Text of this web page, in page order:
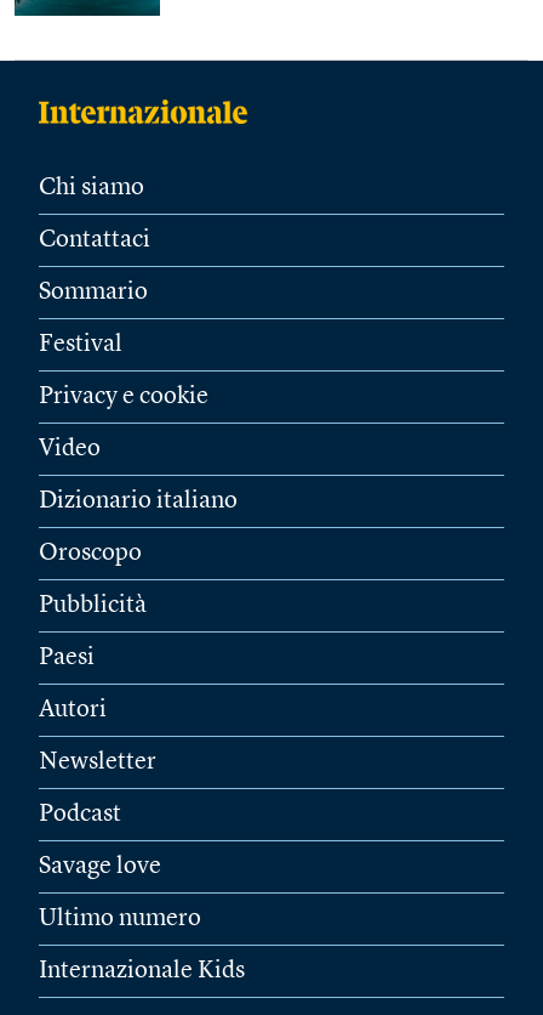
Chi siamo
Contattaci
Sommario
Festival
Privacy e cookie
Video
Dizionario italiano
Oroscopo
Pubblicità
Paesi
Autori
Newsletter
Podcast
Savage love
Ultimo numero
Internazionale Kids